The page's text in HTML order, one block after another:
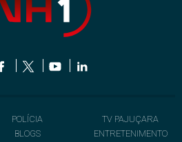
POLÍCIA
BLOGS
TV PAJUÇARA
ENTRETENIMENTO